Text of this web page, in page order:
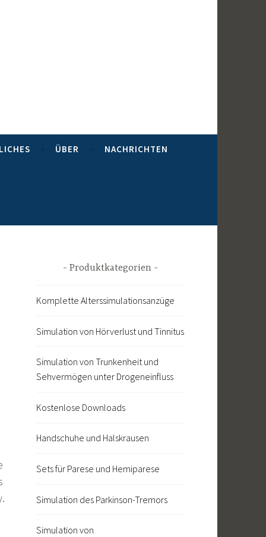
ÜBER NACHRICHTEN
Produktkategorien
Komplette Alterssimulationsanzüge
Simulation von Hörverlust und Tinnitus
Simulation von Trunkenheit und
Sehvermögen unter Drogeneinfluss
Kostenlose Downloads
Handschuhe und Halskrausen
Sets für Parese und Hemiparese
Simulation des Parkinson-Tremors
Simulation von